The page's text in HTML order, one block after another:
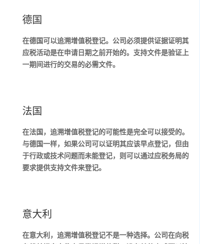
德国
在德国可以追溯增值税登记。公司必须提供证据证明其
应税活动是在申请日期之前开始的。支持文件是验证上
一期间进行的交易的必需文件。
法国
在法国，追溯增值税登记的可能性是完全可以接受的。
与德国一样，如果公司可以证明其应该早点登记，但由
于行政或技术问题而未能登记，则可以通过应税务局的
要求提供支持文件来登记。
意大利
在意大利，追溯增值税登记不是一种选择。公司在向税